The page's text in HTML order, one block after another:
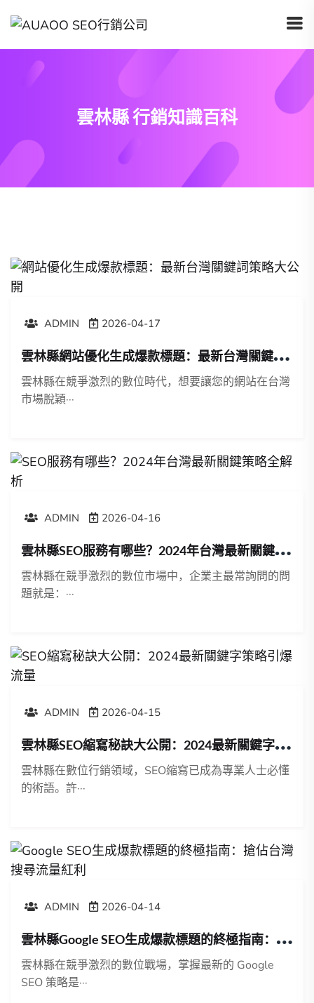
雲林縣 行銷知識百科
ADMIN 2026-04-17
雲
林縣網站優化生成爆款標題：最新台灣關鍵詞策略大公開
雲林縣在競爭激烈的數位時代，想要讓您的網站在台灣
市場脫穎···
ADMIN 2026-04-16
雲
林縣SEO服務有哪些？2024年台灣最新關鍵策略全解析
雲林縣在競爭激烈的數位市場中，企業主最常詢問的問
題就是：···
ADMIN 2026-04-15
雲
林縣SEO縮寫秘訣大公開：2024最新關鍵字策略引爆流量
雲林縣在數位行銷領域，SEO縮寫已成為專業人士必懂
的術語。許···
ADMIN 2026-04-14
雲
林縣Google SEO生成爆款標題的終極指南：搶佔台灣搜尋流量紅利
雲林縣在競爭激烈的數位戰場，掌握最新的 Google
SEO 策略是···